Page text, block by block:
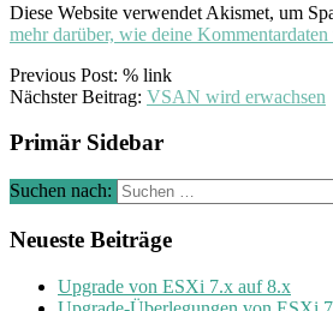
Diese Website verwendet Akismet, um
mehr darüber, wie deine
Previous Post: % link
Nächster Beitrag: VSAN wird erwachsen
Primär Sidebar
Suchen nach:
Neueste Beiträge
Upgrade von ESXi 7.x auf 8.x